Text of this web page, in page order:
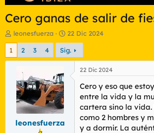
Cero ganas de salir de
I
n
c
d
o
d
e
leonesfuerza
F
e
c
h
d
22 Dic 2024
1 2 3 4 Sig.
leonesfuerza
22 Dic 2024
Cero y eso que
entre la vida y la
cartera sino la vida.
como 2 hombres y
y a dormir. La